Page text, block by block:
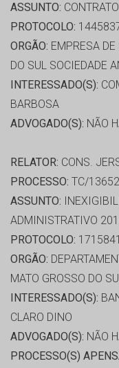
ASSUNTO:
PROTOCOLO:
ORGÃO: EMPRESA
DO SUL SOCIEDADE
INTERESSADO(S):
BARBOSA
ADVOGADO(S): NÃO
RELATOR: CONS.
PROCESSO: TC/
ASSUNTO:
ADMINISTRATIVO
PROTOCOLO: 1715841
ORGÃO:
MATO GROSSO DO
INTERESSADO(S):
CLARO DINO
ADVOGADO(S): NÃO
PROCESSO(S)